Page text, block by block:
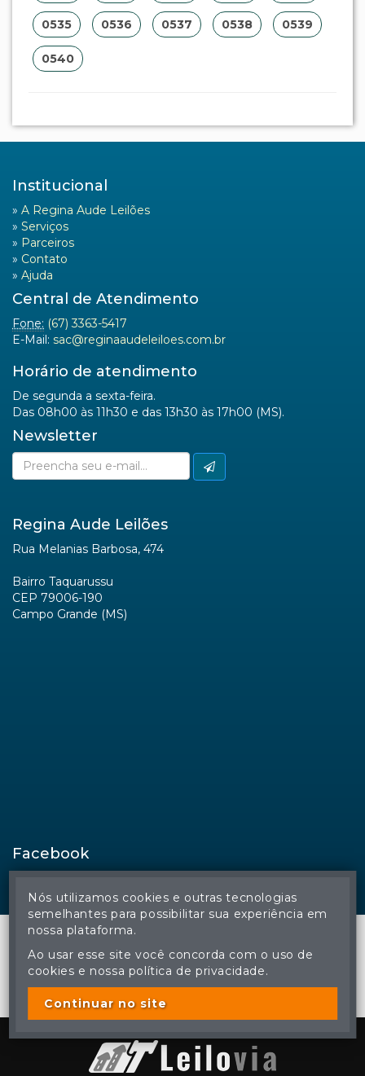
0535 0536 0537 0538 0539
0540
Institucional
» A Regina Aude Leilões
» Serviços
» Parceiros
» Contato
» Ajuda
Central de Atendimento
Fone: (67) 3363-5417
E-Mail: sac@reginaaudeleiloes.com.br
Horário de atendimento
De segunda a sexta-feira.
Das 08h00 às 11h30 e das 13h30 às 17h00 (MS).
Newsletter
Regina Aude Leilões
Rua Melanias Barbosa, 474
Bairro Taquarussu
CEP 79006-190
Campo Grande (MS)
Facebook
© Regina Aude Leilões - Todos os direitos reservados
A cópia ou reprodução não autorizada do conteúdo deste site
poderá acarretar em penas previstas em lei.
Nós utilizamos cookies e outras tecnologias
semelhantes para possibilitar sua experiência em
nossa plataforma.
Ao usar esse site você concorda com o uso de
cookies e nossa política de privacidade.
Continuar no site